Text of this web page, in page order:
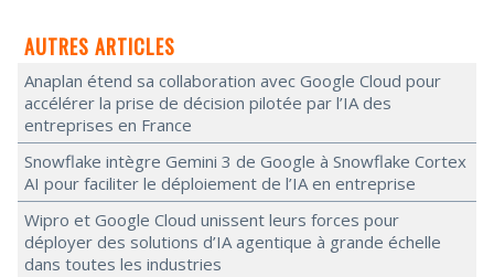
AUTRES ARTICLES
Anaplan étend sa collaboration avec Google Cloud pour
accélérer la prise de décision pilotée par l’IA des
entreprises en France
Snowflake intègre Gemini 3 de Google à Snowflake Cortex
AI pour faciliter le déploiement de l’IA en entreprise
Wipro et Google Cloud unissent leurs forces pour
déployer des solutions d’IA agentique à grande échelle
dans toutes les industries